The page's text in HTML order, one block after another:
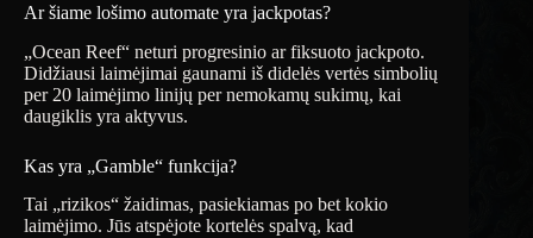
Ar šiame lošimo automate yra jackpotas?
„Ocean Reef“ neturi progresinio ar fiksuoto jackpoto.
Didžiausi laimėjimai gaunami iš didelės vertės simbolių
per 20 laimėjimo linijų per nemokamų sukimų, kai
daugiklis yra aktyvus.
Kas yra „Gamble“ funkcija?
Tai „rizikos“ žaidimas, pasiekiamas po bet kokio
laimėjimo. Jūs atspėjote kortelės spalvą, kad